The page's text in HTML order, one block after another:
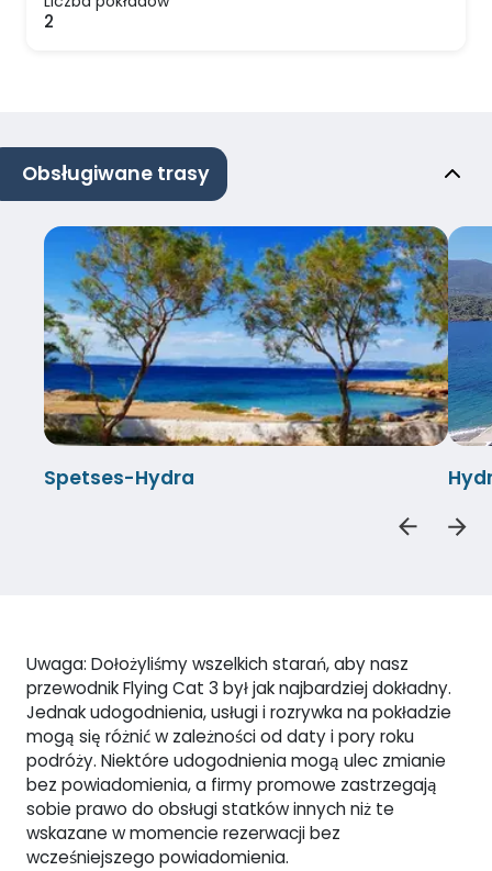
2
Obsługiwane trasy
Spetses-Hydra
Uwaga: Dołożyliśmy wszelkich starań, aby nasz
przewodnik Flying Cat 3 był jak najbardziej dokładny.
Jednak udogodnienia, usługi i rozrywka na pokładzie
mogą się różnić w zależności od daty i pory roku
podróży. Niektóre udogodnienia mogą ulec zmianie
bez powiadomienia, a firmy promowe zastrzegają
sobie prawo do obsługi statków innych niż te
wskazane w momencie rezerwacji bez
wcześniejszego powiadomienia.